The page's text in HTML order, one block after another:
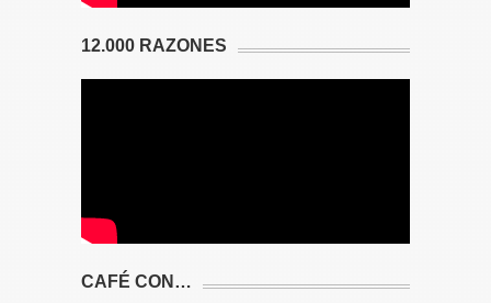
12.000 RAZONES
CAFÉ CON…